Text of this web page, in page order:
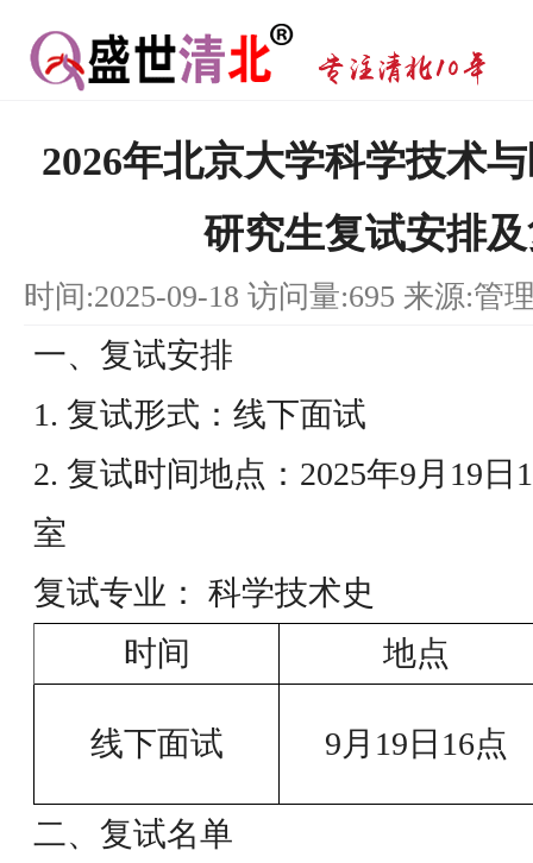
2026年北京大学科学技术
研究生复试安排
时间:2025-09-18 访问量:695 来源:管
一、复试安排
1. 复试形式：线下面试
2. 复试时间地点：2025年9月19日
室
复试专业： 科学技术史
时间
地点
线下面试 9月19日16点
二、复试名单